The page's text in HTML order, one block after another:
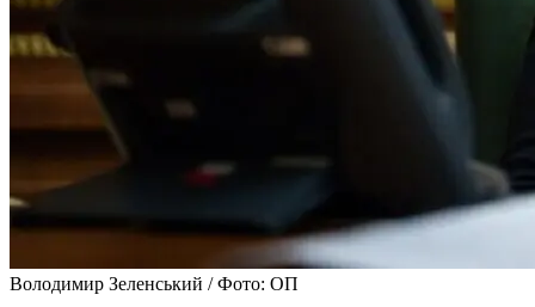
Володимир Зеленський / Фото: ОП